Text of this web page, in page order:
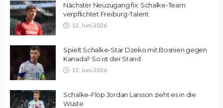
Nächster Neuzugang fix: Schalke-Team
verpflichtet Freiburg-Talent
12. Juni 2026
Spielt Schalke-Star Dzeko mit Bosnien gegen
Kanada? So ist der Stand
12. Juni 2026
Schalke-Flop Jordan Larsson zieht es in die
Wüste